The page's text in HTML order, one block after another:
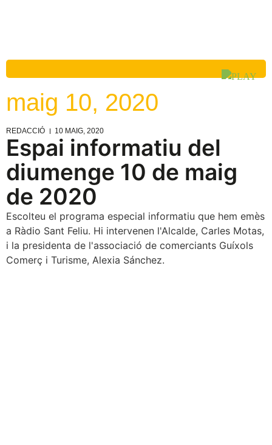
maig 10, 2020
REDACCIÓ 10 MAIG, 2020
Espai informatiu del
diumenge 10 de maig
de 2020
Escolteu el programa especial informatiu que hem emès
a Ràdio Sant Feliu. Hi intervenen l'Alcalde, Carles Motas,
i la presidenta de l'associació de comerciants Guíxols
Comerç i Turisme, Alexia Sánchez.